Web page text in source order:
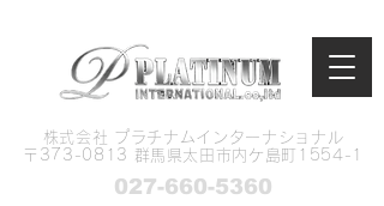
株式会社 プラチナムインターナショナル
​〒373-0813 群馬県太田市内ケ島町1554-1
027-660-5360